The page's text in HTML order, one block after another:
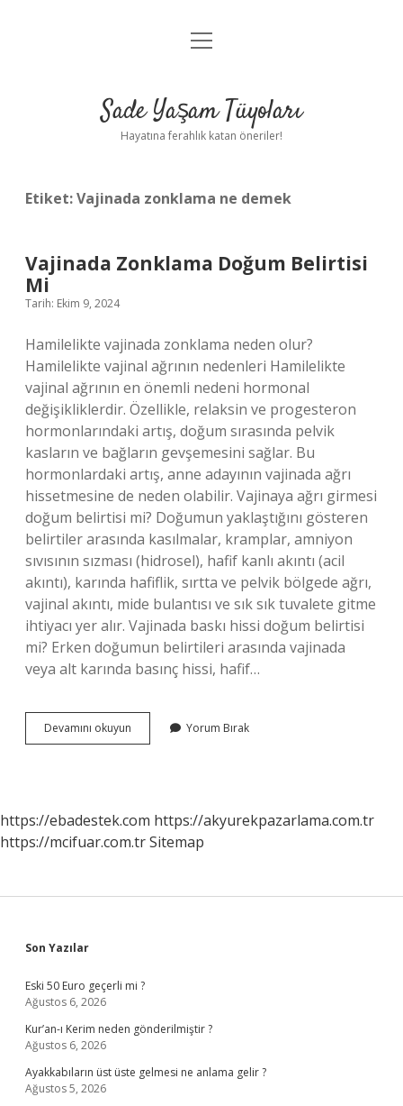
Anasayfa
Yasal Uyarı
menüyü
Sade Yaşam Tüyoları
Hayatına ferahlık katan öneriler!
Etiket:Vajinada zonklama ne demek
Vajinada Zonklama Doğum Belirtisi
Mi
Tarih: Ekim 9, 2024
Hamilelikte vajinada zonklama neden olur?
Hamilelikte vajinal ağrının nedenleri Hamilelikte
vajinal ağrının en önemli nedeni hormonal
değişikliklerdir. Özellikle, relaksin ve progesteron
hormonlarındaki artış, doğum sırasında pelvik
kasların ve bağların gevşemesini sağlar. Bu
hormonlardaki artış, anne adayının vajinada ağrı
hissetmesine de neden olabilir. Vajinaya ağrı girmesi
doğum belirtisi mi? Doğumun yaklaştığını gösteren
belirtiler arasında kasılmalar, kramplar, amniyon
sıvısının sızması (hidrosel), hafif kanlı akıntı (acil
akıntı), karında hafiflik, sırtta ve pelvik bölgede ağrı,
vajinal akıntı, mide bulantısı ve sık sık tuvalete gitme
ihtiyacı yer alır. Vajinada baskı hissi doğum belirtisi
mi? Erken doğumun belirtileri arasında vajinada
veya alt karında basınç hissi, hafif…
Devamını okuyun Vajinada
Zonklama
Yorum Bırak
https://ebadestek.com https://akyurekpazarlama.com.tr
https://mcifuar.com.trSitemap
Sidebar
Son Yazılar
Eski 50 Euro geçerli mi ?
Ağustos 6, 2026
Kur’an-ı Kerim neden gönderilmiştir ?
Ağustos 6, 2026
Ayakkabıların üst üste gelmesi ne anlama gelir ?
Ağustos 5, 2026